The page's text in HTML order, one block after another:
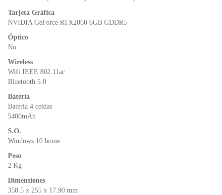
Tarjeta Gráfica
NVIDIA GeForce RTX2060 6GB GDDR5
Óptico
No
Wireless
Wifi IEEE 802.11ac
Bluetooth 5.0
Batería
Bateria 4 celdas
5400mAh
S.O.
Windows 10 home
Peso
2 Kg
Dimensiones
358.5 x 255 x 17.90 mm